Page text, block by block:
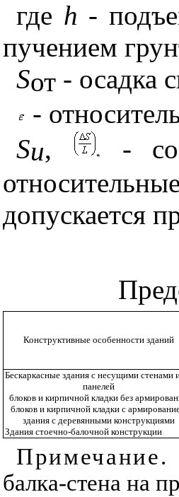
где h -
пучением
Sот- осадка
-
Sи,
-
допускается
Конструктивные особенности зданий
Бескаркасные здания с несущими стенами
панелей
блоков и кирпичной кладки без
блоков и кирпичной кладки с
здания с деревянными конструкциями
Здания стоечно-балочной конструкции
Примечание.
балка-стена на